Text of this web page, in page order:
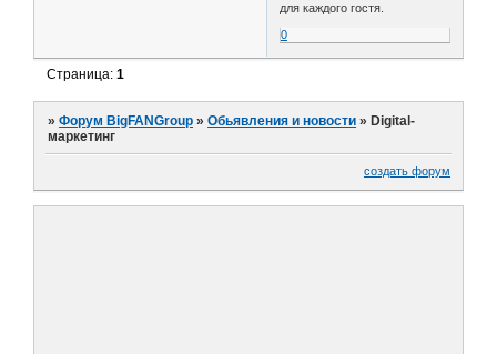
для каждого гостя.
0
Страница:1
»Форум BigFANGroup »Обьявления и новости »Digital-
маркетинг
создать форум